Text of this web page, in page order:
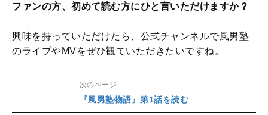
ファンの方、初めて読む方にひと言いただけますか？
興味を持っていただけたら、公式チャンネルで風男塾
のライブやMVをぜひ観ていただきたいですね。
次のページ
『風男塾物語』第1話を読む